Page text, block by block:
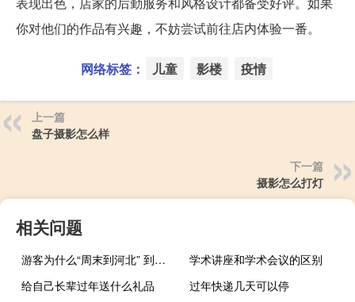
你对他们的作品有兴趣，不妨尝试前往店内体验一番。
网络标签： 儿童 影楼 疫情
上一篇
盘子摄影怎么样
下一篇
摄影怎么打灯
相关问题
游客为什么“周末到河北” 到底什么情况嘞
学术讲座和学术会议的区别
给自己长辈过年送什么礼品
过年快递几天可以停